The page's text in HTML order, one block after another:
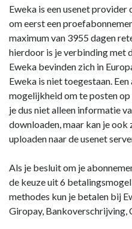
Eweka is een usenet
om eerst een
maximum van 3955 dagen
hierdoor is je verbinding met
Eweka bevinden zich in
Eweka is niet toegestaan.
mogelijkheid om te posten
je dus niet alleen informatie
downloaden, maar kan je
uploaden naar de usenet
Als je besluit om je
de keuze uit 6
methodes kun je betalen bij
Giropay, Bankoverschrijving,